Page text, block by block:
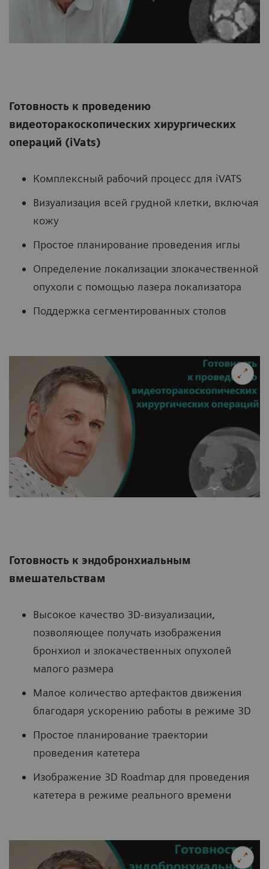
Готовность к проведению
видеоторакоскопических хирургических
операций (iVats)
Комплексный рабочий процесс для iVATS
Визуализация всей грудной клетки, включая
кожу
Простое планирование проведения иглы
Определение локализации злокачественной
опухоли с помощью лазера локализатора
Поддержка сегментированных столов
Готовность к эндобронхиальным
вмешательствам
Высокое качество 3D-визуализации,
позволяющее получать изображения
бронхиол и злокачественных опухолей
малого размера
Малое количество артефактов движения
благодаря ускорению работы в режиме 3D
Простое планирование траектории
проведения катетера
Изображение 3D Roadmap для проведения
катетера в режиме реального времени